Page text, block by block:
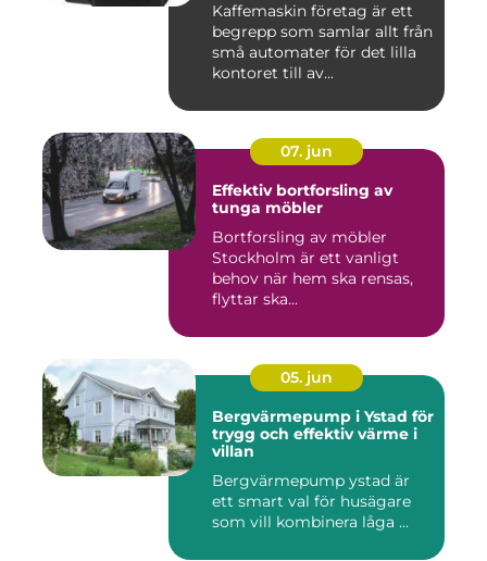
Kaffemaskin företag är ett
begrepp som samlar allt från
små automater för det lilla
kontoret till av...
07. jun
Effektiv bortforsling av
tunga möbler
Bortforsling av möbler
Stockholm är ett vanligt
behov när hem ska rensas,
flyttar ska...
05. jun
Bergvärmepump i Ystad för
trygg och effektiv värme i
villan
Bergvärmepump ystad är
ett smart val för husägare
som vill kombinera låga ...